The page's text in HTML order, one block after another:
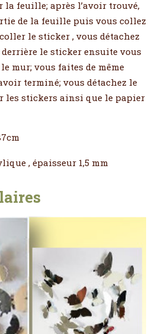
feuille; après l’avoir trouvé,
de la feuille puis vous collez
le sticker , vous détachez
le sticker ensuite vous
mur; vous faites de même
terminé; vous détachez le
les stickers ainsi que le papier
, épaisseur 1,5 mm